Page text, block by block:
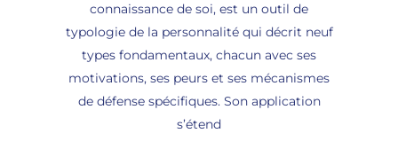
connaissance de soi, est un outil de
typologie de la personnalité qui décrit neuf
types fondamentaux, chacun avec ses
motivations, ses peurs et ses mécanismes
de défense spécifiques. Son application
s’étend